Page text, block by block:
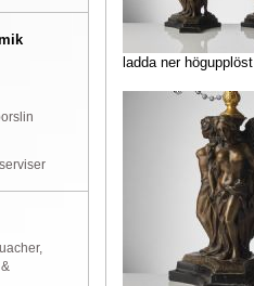
ladda ner högupplöst